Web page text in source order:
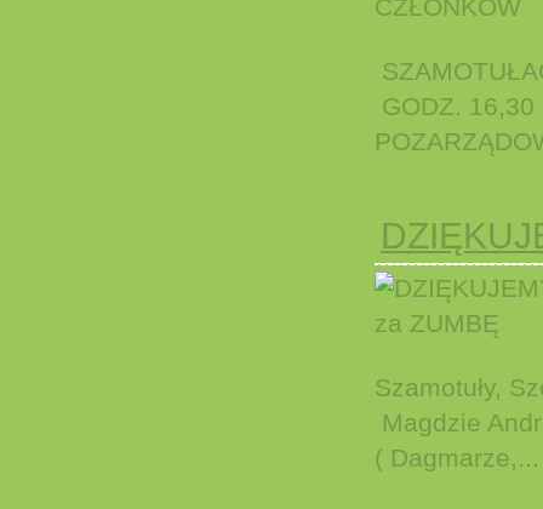
GODZ. 16,30
Szamotuły,
Magdzie
( Dagmarze,...